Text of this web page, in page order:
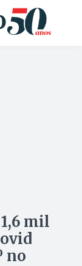
mil
no